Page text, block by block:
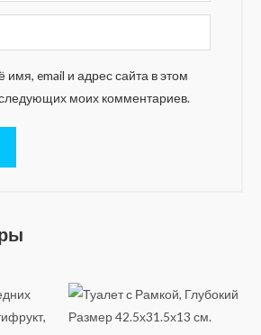
имя, email и адрес сайта в этом
моих комментариев.